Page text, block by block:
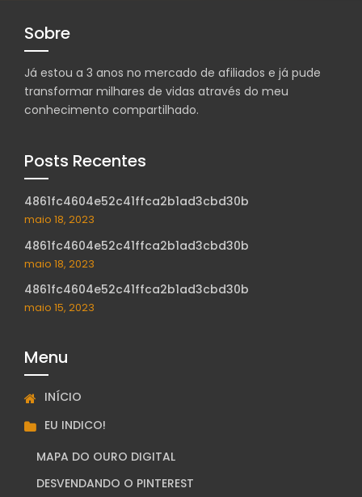
Sobre
Já estou a 3 anos no mercado de afiliados e já pude
transformar milhares de vidas através do meu
conhecimento compartilhado.
Posts Recentes
4861fc4604e52c41ffca2b1ad3cbd30b
maio 18, 2023
4861fc4604e52c41ffca2b1ad3cbd30b
maio 18, 2023
4861fc4604e52c41ffca2b1ad3cbd30b
maio 15, 2023
Menu
INÍCIO
EU INDICO!
MAPA DO OURO DIGITAL
DESVENDANDO O PINTEREST